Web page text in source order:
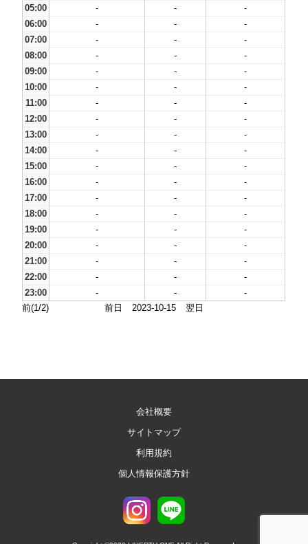
05:00
- -
-
06:00
- -
-
07:00
- -
-
08:00
- -
-
09:00
- -
-
10:00
- -
-
11:00
- -
-
12:00
- -
-
13:00
- -
-
14:00
- -
-
15:00
- -
-
16:00
- -
-
17:00
- -
-
18:00
- -
-
19:00
- -
-
20:00
- -
-
21:00
- -
-
22:00
- -
-
23:00
- -
-
前(1/2)
前日 2023-10-15 翌日
会社概要
サイトマップ
利用規約
個人情報保護方針